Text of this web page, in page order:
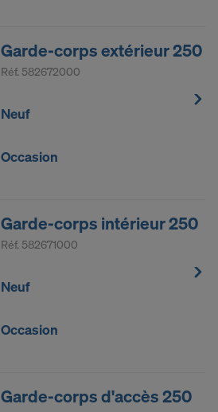
Garde-corps extérieur 250
Réf. 582672000
Neuf
Occasion
Garde-corps intérieur 250
Réf. 582671000
Neuf
Occasion
Garde-corps d'accès 250